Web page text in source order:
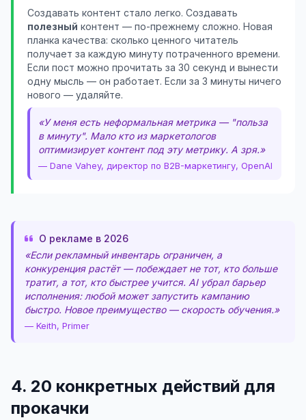
Создавать контент стало легко. Создавать
полезный контент — по-прежнему сложно. Новая
планка качества: сколько ценного читатель
получает за каждую минуту потраченного времени.
Если пост можно прочитать за 30 секунд и вынести
одну мысль — он работает. Если за 3 минуты ничего
нового — удаляйте.
«У меня есть неформальная метрика — "польза
в минуту". Мало кто из маркетологов
оптимизирует контент под эту метрику. А зря.»
— Dane Vahey, директор по B2B-маркетингу, OpenAI
О рекламе в 2026
«Если рекламный инвентарь ограничен, а
конкуренция растёт — побеждает не тот, кто больше
тратит, а тот, кто быстрее учится. AI убрал барьер
исполнения: любой может запустить кампанию
быстро. Новое преимущество — скорость обучения.»
— Keith, Primer
4. 20 конкретных действий для
прокачки